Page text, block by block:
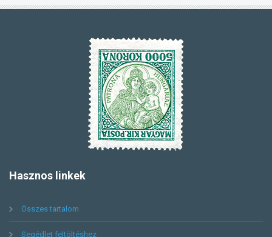
Hasznos linkek
Összes tartalom
Segédlet feltöltéshez